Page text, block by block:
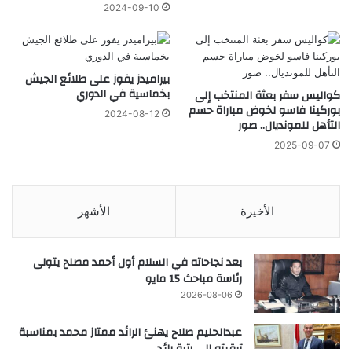
2024-09-10
كواليس سفر بعثة المنتخب إلى
بوركينا فاسو لخوض مباراة حسم
التأهل للمونديال.. صور
2025-09-07
بيراميدز يفوز على طلائع الجيش
بخماسية في الدوري
2024-08-12
الأخيرة الأشهر
بعد نجاحاته في السلام أول أحمد مصلح يتولى
رئاسة مباحث 15 مايو
2026-08-06
عبدالحليم صلاح يهنئ الرائد ممتاز محمد بمناسبة